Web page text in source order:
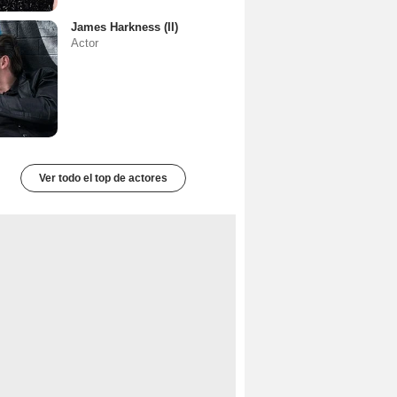
James Harkness (II)
Actor
Ver todo el top de actores